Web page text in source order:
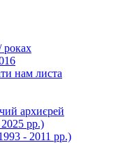
роках
нам листа
архиєрей
рр.)
- 2011 рр.)